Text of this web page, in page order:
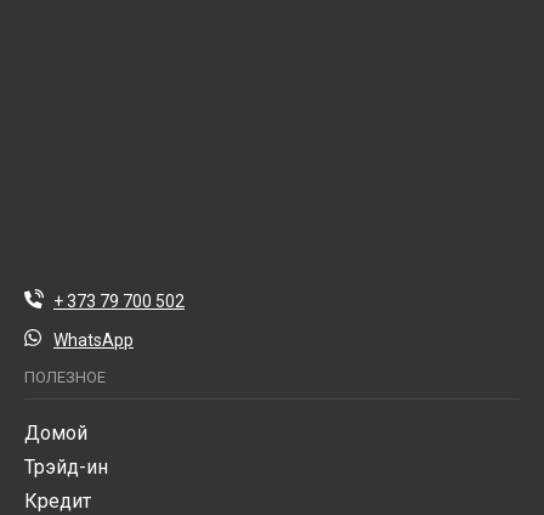
+ 373 79 700 502
WhatsApp
ПОЛЕЗНОЕ
Домой
Трэйд-ин
Кредит